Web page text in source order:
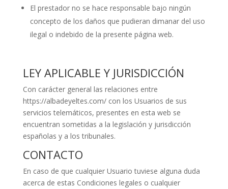
El prestador no se hace responsable bajo ningún
concepto de los daños que pudieran dimanar del uso
ilegal o indebido de la presente página web.
LEY APLICABLE Y JURISDICCIÓN
Con carácter general las relaciones entre
https://albadeyeltes.com/ con los Usuarios de sus
servicios telemáticos, presentes en esta web se
encuentran sometidas a la legislación y jurisdicción
españolas y a los tribunales.
CONTACTO
En caso de que cualquier Usuario tuviese alguna duda
acerca de estas Condiciones legales o cualquier